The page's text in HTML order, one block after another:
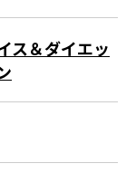
ス＆ダイエッ